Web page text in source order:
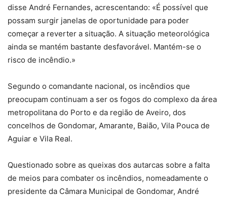
disse André Fernandes, acrescentando: «É possível que
possam surgir janelas de oportunidade para poder
começar a reverter a situação. A situação meteorológica
ainda se mantém bastante desfavorável. Mantém-se o
risco de incêndio.»
Segundo o comandante nacional, os incêndios que
preocupam continuam a ser os fogos do complexo da área
metropolitana do Porto e da região de Aveiro, dos
concelhos de Gondomar, Amarante, Baião, Vila Pouca de
Aguiar e Vila Real.
Questionado sobre as queixas dos autarcas sobre a falta
de meios para combater os incêndios, nomeadamente o
presidente da Câmara Municipal de Gondomar, André